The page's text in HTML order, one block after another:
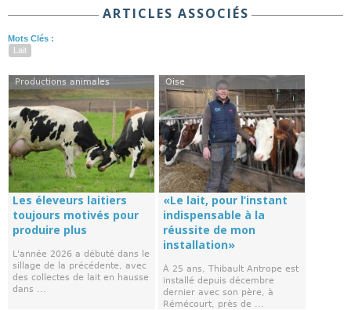
ARTICLES ASSOCIÉS
Mots Clés :
Lait
Productions animales
Les éleveurs laitiers
toujours motivés pour
produire plus
L'année 2026 a débuté dans le
sillage de la précédente, avec
des collectes de lait en hausse
dans ...
Oise
«Le lait, pour l’instant
indispensable à la
réussite de mon
installation»
À 25 ans, Thibault Antrope est
installé depuis décembre
dernier avec son père, à
Rémécourt, près de ...